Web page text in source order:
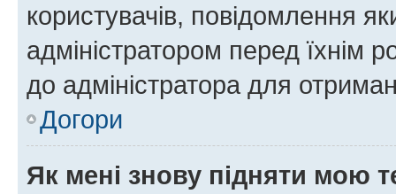
користувачів, повідомлення
адміністратором перед їхнім
до адміністратора для
Догори
Як мені знову підняти мою